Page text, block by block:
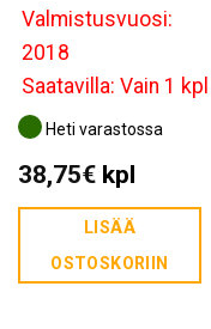
Valmistusvuosi:
2018
Saatavilla: Vain 1 kpl
Heti varastossa
38,75€kpl
LISÄÄ
OSTOSKORIIN